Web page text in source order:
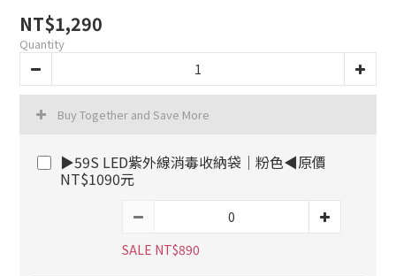
NT$1,290
Quantity
Buy Together and Save More
▶59S LED紫外線消毒收納袋｜粉色◀原價
NT$1090元
SALE NT$890